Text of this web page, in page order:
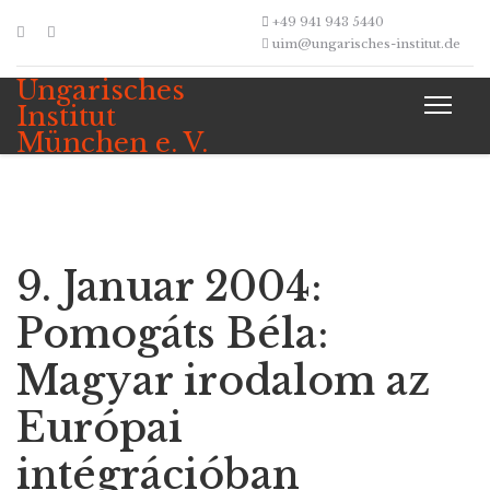
+49 941 943 5440
uim@ungarisches-institut.de
Ungarisches
Institut
München e. V.
9. Januar 2004:
Pomogáts Béla:
Magyar irodalom az
Európai
intégrációban